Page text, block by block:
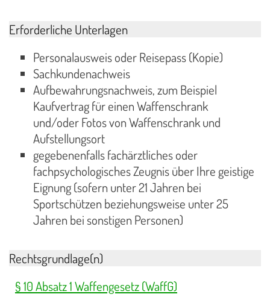
Erforderliche Unterlagen
Personalausweis oder Reisepass (Kopie)
Sachkundenachweis
Aufbewahrungsnachweis, zum Beispiel
Kaufvertrag für einen Waffenschrank
und/oder Fotos von Waffenschrank und
Aufstellungsort
gegebenenfalls fachärztliches oder
fachpsychologisches Zeugnis über Ihre geistige
Eignung (sofern unter 21 Jahren bei
Sportschützen beziehungsweise unter 25
Jahren bei sonstigen Personen)
Rechtsgrundlage(n)
§ 10 Absatz 1 Waffengesetz (WaffG)